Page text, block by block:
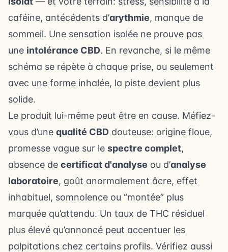
caféine, antécédents d’arythmie, manque de
sommeil. Une sensation isolée ne prouve pas
une intolérance CBD. En revanche, si le même
schéma se répète à chaque prise, ou seulement
avec une forme inhalée, la piste devient plus
solide.
Le produit lui-même peut être en cause. Méfiez-
vous d’une qualité CBD douteuse: origine floue,
promesse vague sur le spectre complet,
absence de certificat d'analyse ou d’analyse
laboratoire, goût anormalement âcre, effet
inhabituel, somnolence ou “montée” plus
marquée qu’attendu. Un taux de THC résiduel
plus élevé qu’annoncé peut accentuer les
palpitations chez certains profils. Vérifiez aussi